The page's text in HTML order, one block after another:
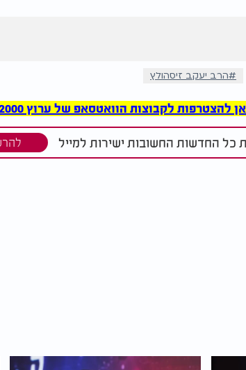
הרב יעקב זיסהולץ
לקבוצות הוואטסאפ של ערוץ 2000 >>>
כל החדשות החשובות ישירות למייל